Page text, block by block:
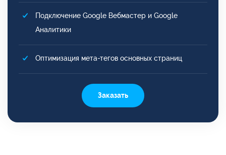
Подключение Google Вебмастер и Google
Аналитики
Оптимизация мета-тегов основных страниц
Заказать